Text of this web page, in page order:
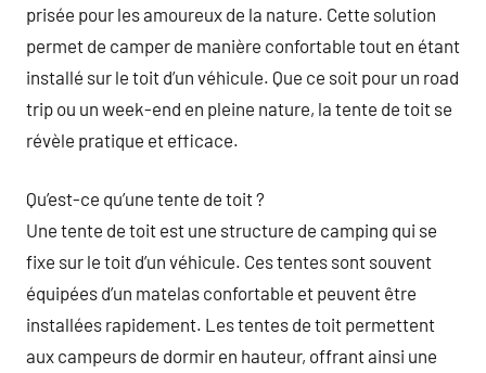
prisée pour les amoureux de la nature. Cette solution
permet de camper de manière confortable tout en étant
installé sur le toit d’un véhicule. Que ce soit pour un road
trip ou un week-end en pleine nature, la tente de toit se
révèle pratique et efficace.
Qu’est-ce qu’une tente de toit ?
Une tente de toit est une structure de camping qui se
fixe sur le toit d’un véhicule. Ces tentes sont souvent
équipées d’un matelas confortable et peuvent être
installées rapidement. Les tentes de toit permettent
aux campeurs de dormir en hauteur, offrant ainsi une